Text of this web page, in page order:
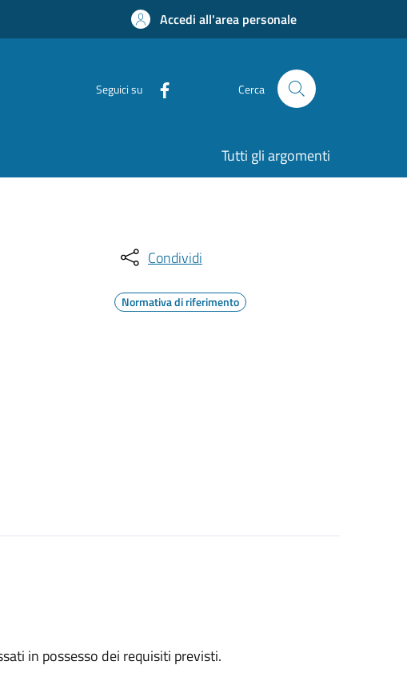
Accedi all'area personale
Seguici su Cerca
Tutti gli argomenti
Condividi
Normativa di riferimento
in possesso dei requisiti previsti.